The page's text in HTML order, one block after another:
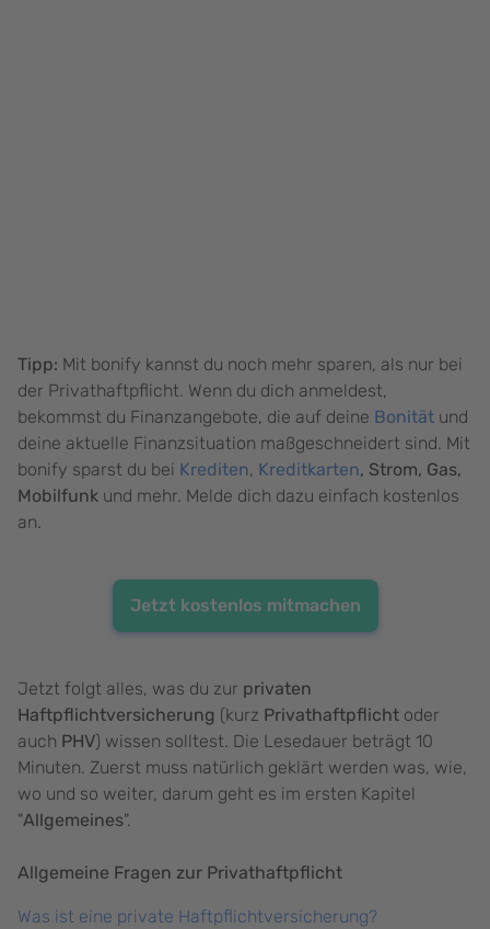
Tipp: Mit bonify kannst du noch mehr sparen, als nur bei
der Privathaftpflicht. Wenn du dich anmeldest,
bekommst du Finanzangebote, die auf deine Bonität und
deine aktuelle Finanzsituation maßgeschneidert sind. Mit
bonify sparst du bei Krediten, Kreditkarten, Strom, Gas,
Mobilfunk und mehr. Melde dich dazu einfach kostenlos
an.
Jetzt kostenlos mitmachen
Jetzt folgt alles, was du zur privaten
Haftpflichtversicherung (kurz Privathaftpflicht oder
auch PHV) wissen solltest. Die Lesedauer beträgt 10
Minuten. Zuerst muss natürlich geklärt werden was, wie,
wo und so weiter, darum geht es im ersten Kapitel
"Allgemeines".
Allgemeine Fragen zur Privathaftpflicht
Was ist eine private Haftpflichtversicherung?